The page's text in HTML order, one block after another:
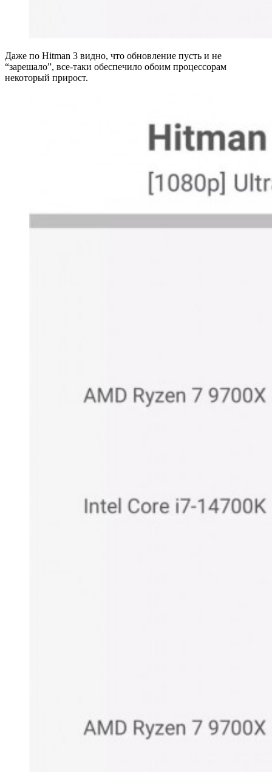
Даже по Hitman 3 видно, что обновление пусть и не
“зарешало”, все-таки обеспечило обоим процессорам
некоторый прирост.